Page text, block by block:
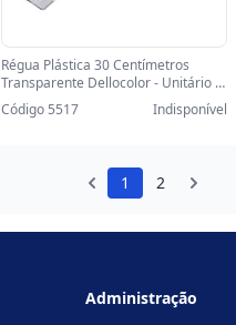
Régua Plástica 30 Centímetros
Transparente Dellocolor - Unitário -
3109.H - 3109.H.0100
Código 5517 Indisponível
1 2
Administração